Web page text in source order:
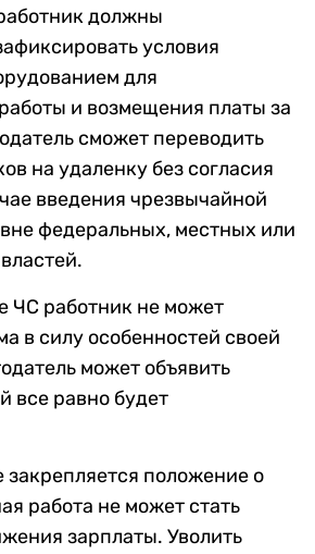
должны
условия
для
и возмещения платы за
сможет переводить
на удаленку без согласия
введения чрезвычайной
федеральных, местных или
ЧС работник не может
в силу особенностей своей
может объявить
все равно будет
закрепляется положение о
работа не может стать
зарплаты. Уволить